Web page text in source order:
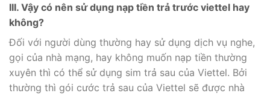
III. Vậy có nên sử dụng nạp tiền trả trước viettel hay
không?
Đối với người dùng thường hay sử dụng dịch vụ nghe,
gọi của nhà mạng, hay không muốn nạp tiền thường
xuyên thì có thể sử dụng sim trả sau của Viettel. Bởi
thường thì gói cước trả sau của Viettel sẽ được nhà